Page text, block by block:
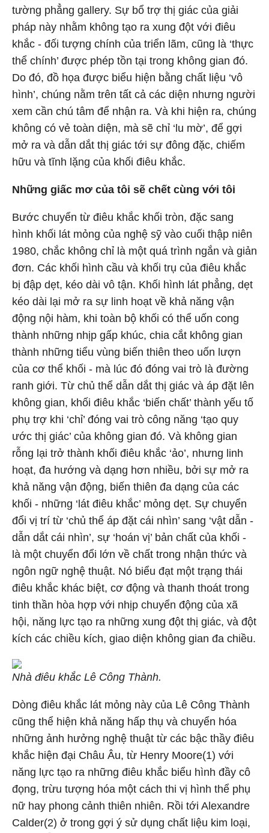
tường phẳng gallery. Sự bổ trợ thị giác của giải
pháp này nhằm không tạo ra xung đột với điêu
khắc - đối tượng chính của triển lãm, cũng là ‘thực
thể chính’ được phép tồn tại trong không gian đó.
Do đó, đồ họa được biểu hiện bằng chất liệu ‘vô
hình’, chúng nằm trên tất cả các diện nhưng người
xem cần chú tâm để nhận ra. Và khi hiện ra, chúng
không có vẻ toàn diện, mà sẽ chỉ ‘lu mờ’, để gợi
mở ra và dẫn dắt thị giác tới sự đông đặc, chiếm
hữu và tĩnh lặng của khối điêu khắc.
Những giấc mơ của tôi sẽ chết cùng với tôi
Bước chuyển từ điêu khắc khối tròn, đặc sang
hình khối lát mỏng của nghệ sỹ vào cuối thập niên
1980, chắc không chỉ là một quá trình ngắn và giản
đơn. Các khối hình cầu và khối trụ của điêu khắc
bị đập dẹt, kéo dài vô tận. Khối hình lát phẳng, dẹt
kéo dài lại mở ra sự linh hoạt về khả năng vận
động nội hàm, khi toàn bộ khối có thể uốn cong
thành những nhịp gấp khúc, chia cắt không gian
thành những tiểu vùng biến thiên theo uốn lượn
của cơ thể khối - mà lúc đó đóng vai trò là đường
ranh giới. Từ chủ thể dẫn dắt thị giác và áp đặt lên
không gian, khối điêu khắc ‘biến chất’ thành yếu tố
phụ trợ khi ‘chỉ’ đóng vai trò công năng ‘tạo quy
ước thị giác’ của không gian đó. Và không gian
rỗng lại trở thành khối điêu khắc ‘ảo’, nhưng linh
hoạt, đa hướng và dạng hơn nhiều, bởi sự mở ra
khả năng vận động, biến thiên đa dạng của các
khối - những ‘lát điêu khắc’ mỏng dẹt. Sự chuyển
đổi vị trí từ ‘chủ thể áp đặt cái nhìn’ sang ‘vật dẫn -
dẫn dắt cái nhìn’, sự ‘hoán vị’ bản chất của khối -
là một chuyển đổi lớn về chất trong nhận thức và
ngôn ngữ nghệ thuật. Nó biểu đạt một trạng thái
điêu khắc khác biệt, cơ động và thanh thoát trong
tinh thần hòa hợp với nhịp chuyển động của xã
hội, năng lực tạo ra những xung đột thị giác, và đột
kích các chiều kích, giao diện không gian đa chiều.
Nhà điêu khắc Lê Công Thành.
Dòng điêu khắc lát mỏng này của Lê Công Thành
cũng thể hiện khả năng hấp thụ và chuyển hóa
những ảnh hưởng nghệ thuật từ các bậc thầy điêu
khắc hiện đại Châu Âu, từ Henry Moore(1) với
năng lực tạo ra những điêu khắc biểu hình đầy cô
đọng, trừu tượng hóa một cách thi vị hình thể phụ
nữ hay phong cảnh thiên nhiên. Rồi tới Alexandre
Calder(2) ở trong gợi ý sử dụng chất liệu kim loại,